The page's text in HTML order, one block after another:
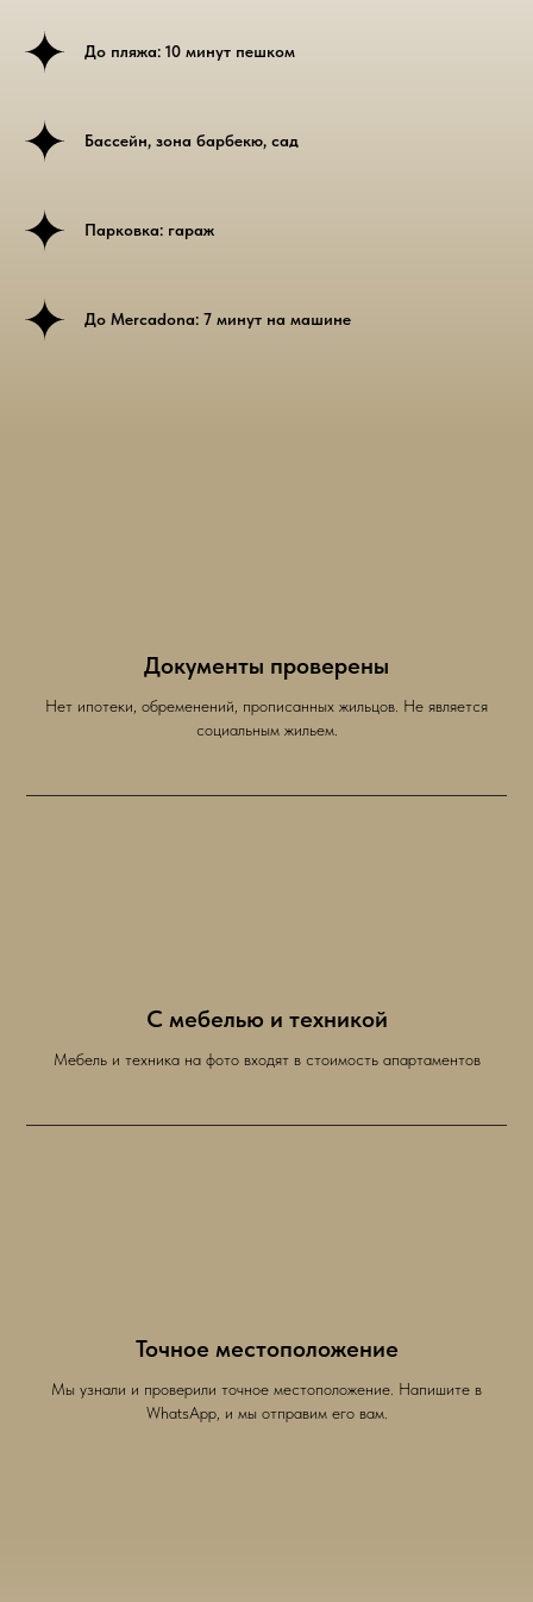
До пляжа: 10 минут пешком
Бассейн, зона барбекю, сад
Парковка: гараж
До Mercadona: 7 минут на машине
Документы проверены
Нет ипотеки, обременений, прописанных жильцов. Не является
социальным жильем.
С мебелью и техникой
Мебель и техника на фото входят в стоимость апартаментов
Точное местоположение
Мы узнали и проверили точное местоположение. Напишите в
WhatsApp, и мы отправим его вам.